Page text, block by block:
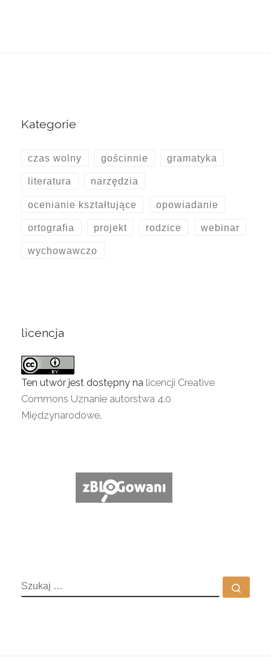
Kategorie
czas wolny gościnnie gramatyka
literatura narzędzia
ocenianie kształtujące opowiadanie
ortografia projekt rodzice webinar
wychowawczo
licencja
Ten utwór jest dostępny na licencji Creative
Commons Uznanie autorstwa 4.0
Międzynarodowe.
SZUKAJ